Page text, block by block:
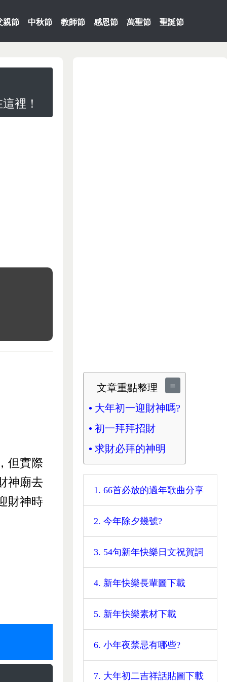
親節 中秋節 教師節 感恩節 萬聖節 聖誕節
裡！
但實際
神廟去
財神時
文章重點整理 ≣
大年初一迎財神嗎?
初一拜拜招財
求財必拜的神明
1. 66首必放的過年歌曲分享
2. 今年除夕幾號?
3. 54句新年快樂日文祝賀詞
4. 新年快樂長輩圖下載
5. 新年快樂素材下載
6. 小年夜禁忌有哪些?
7. 大年初二吉祥話貼圖下載